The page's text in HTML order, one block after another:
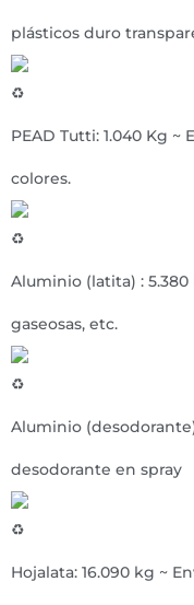
plásticos duro
PEAD Tutti: 1.040 Kg ~
colores.
Aluminio (latita) : 5.380
gaseosas, etc.
Aluminio
desodorante en spray
Hojalata: 16.090 kg ~